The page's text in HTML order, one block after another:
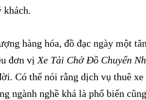
khách.
hàng hóa, đồ đạc ngày một
đơn vị Xe Tải Chở Đồ Chuyển
Có thể nói rằng dịch vụ thuê xe
ngành nghề khá là phổ biến cũng